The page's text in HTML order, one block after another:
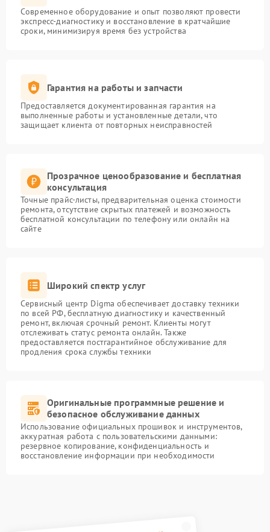
Современное оборудование и опыт позволяют провести
экспресс-диагностику и восстановление в кратчайшие
сроки, минимизируя время без устройства
Гарантия на работы и запчасти
Предоставляется документированная гарантия на
выполненные работы и установленные детали, что
защищает клиента от повторных неисправностей
Прозрачное ценообразование и бесплатная
консультация
Точные прайс-листы, предварительная оценка стоимости
ремонта, отсутствие скрытых платежей и возможность
бесплатной консультации по телефону или онлайн на
сайте
Широкий спектр услуг
Сервисный центр Digma обеспечивает доставку техники
по всей РФ, бесплатную диагностику и качественный
ремонт, включая срочный ремонт. Клиенты могут
отслеживать статус ремонта онлайн. Также
предоставляется постгарантийное обслуживание для
продления срока службы техники
Оригинальные программные решение и
безопасное обслуживание данных
Использование официальных прошивок и инструментов,
аккуратная работа с пользовательскими данными:
резервное копирование, конфиденциальность и
восстановление информации при необходимости